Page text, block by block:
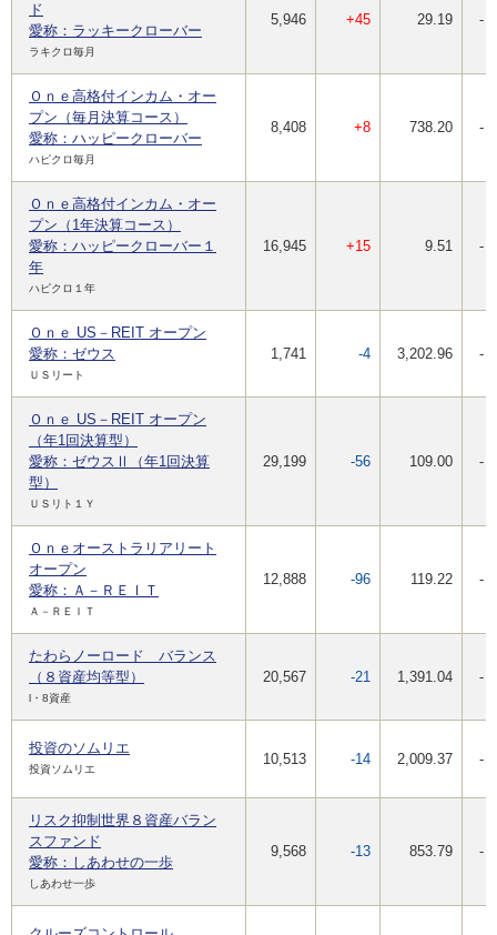
ド
愛称：ラッキークローバー
ラキクロ毎月
5,946 +45 29.19 -
Ｏｎｅ高格付インカム・オー
プン（毎月決算コース）
愛称：ハッピークローバー
ハピクロ毎月
8,408 +8 738.20 -
Ｏｎｅ高格付インカム・オー
プン（1年決算コース）
愛称：ハッピークローバー１
年
ハピクロ１年
16,945 +15 9.51 -
Ｏｎｅ US－REIT オープン
愛称：ゼウス
ＵＳリート
1,741 -4 3,202.96 -
Ｏｎｅ US－REIT オープン
（年1回決算型）
愛称：ゼウスⅡ（年1回決算
型）
ＵＳリト１Ｙ
29,199 -56 109.00 -
Ｏｎｅオーストラリアリート
オープン
愛称：Ａ－ＲＥＩＴ
Ａ－ＲＥＩＴ
12,888 -96 119.22 -
たわらノーロード バランス
（８資産均等型）
l・8資産
20,567 -21 1,391.04 -
投資のソムリエ
投資ソムリエ
10,513 -14 2,009.37 -
リスク抑制世界８資産バラン
スファンド
愛称：しあわせの一歩
しあわせ一歩
9,568 -13 853.79 -